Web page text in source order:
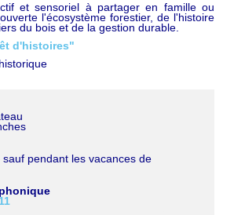
et sensoriel à partager en famille ou
l'écosystème forestier, de l'histoire
du bois et de la gestion durable.
d'histoires"
pendant les vacances de